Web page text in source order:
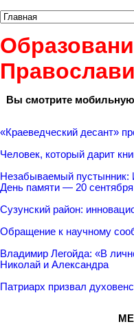
Вы смотрите
«Краеведческий десант»
Человек, который дарит
Незабываемый пустынник:
День памяти — 20 сентября
Сузунский район:
Обращение к научному
Владимир Легойда: «В
Николай и Александра
Патриарх призвал